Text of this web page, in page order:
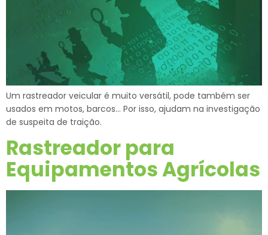
Um rastreador veicular é muito versátil, pode também ser
usados em motos, barcos… Por isso, ajudam na investigação
de suspeita de traição.
Rastreador para
Equipamentos Agrícolas